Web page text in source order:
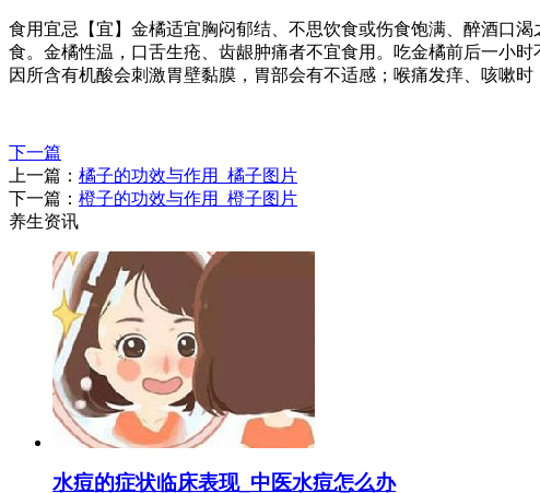
食用宜忌【宜】金橘适宜胸闷郁结、不思饮食或伤食饱满、醉酒口渴
食。金橘性温，口舌生疮、齿龈肿痛者不宜食用。吃金橘前后一小时
因所含有机酸会刺激胃壁黏膜，胃部会有不适感；喉痛发痒、咳嗽时
下一篇
上一篇： 橘子的功效与作用_橘子图片
下一篇： 橙子的功效与作用_橙子图片
养生资讯
水痘的症状临床表现_中医水痘怎么办